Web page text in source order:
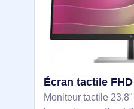
Moniteur tactile